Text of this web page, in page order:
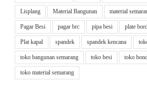
Lisplang Material Bangunan material
Pagar Besi pagar brc pipa besi plate
Plat kapal spandek spandek kencana
toko bangunan semarang toko besi toko
toko material semarang